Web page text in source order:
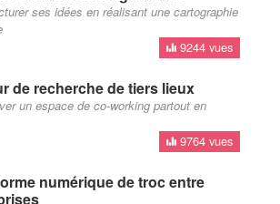
ses idées en réalisant une cartographie
9244 vues
de recherche de tiers lieux
un espace de co-working partout en
9764 vues
numérique de troc entre